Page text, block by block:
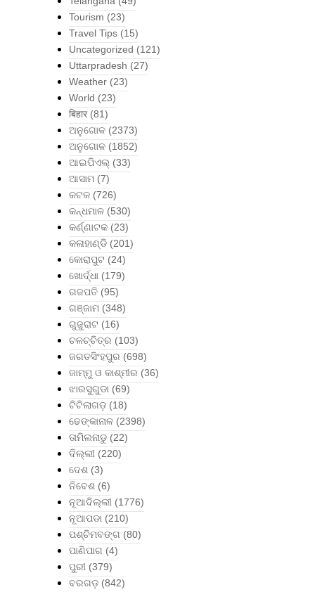
Tourism (23)
Travel Tips (15)
Uncategorized (121)
Uttarpradesh (27)
Weather (23)
World (23)
बिहार (81)
ଅନୁଗୋଳ (2373)
ଅନୁଗୋଳ (1852)
ଆଇପିଏଲ୍ (33)
ଆସାମ (7)
କଟକ (726)
କନ୍ଧମାଳ (530)
କର୍ଣ୍ଣାଟକ (23)
କଳାହାଣ୍ଡି (201)
କୋରାପୁଟ (24)
ଖୋର୍ଦ୍ଧା (179)
ଗଜପତି (95)
ଗଞ୍ଜାମ (348)
ଗୁଜୁରାଟ (16)
ଚଳଚ୍ଚିତ୍ର (103)
ଜଗତସିଂହପୁର (698)
ଜାମ୍ମୁ ଓ କାଶ୍ମୀର (36)
ଝାରସୁଗୁଡା (69)
ଟିଟିଲାଗଡ଼ (18)
ଢେଙ୍କାନାଳ (2398)
ତାମିଲନାଡୁ (22)
ଦିଲ୍ଲୀ (220)
ଦେଶ (3)
ନିବେଶ (6)
ନୂଆଦିଲ୍ଲୀ (1776)
ନୂଆପଡା (210)
ପଶ୍ଚିମବଙ୍ଗ (80)
ପାଣିପାଗ (4)
ପୁରୀ (379)
ବରଗଡ଼ (842)